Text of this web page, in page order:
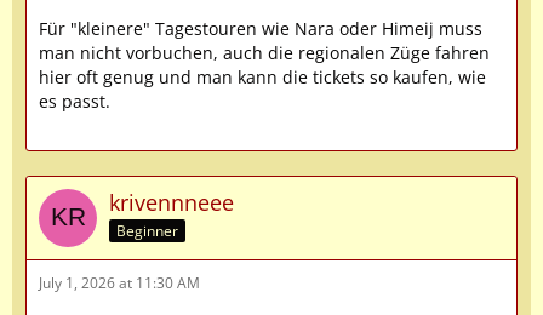
Für "kleinere" Tagestouren wie Nara oder Himeij muss
man nicht vorbuchen, auch die regionalen Züge fahren
hier oft genug und man kann die tickets so kaufen, wie
es passt.
krivennneee
Beginner
July 1, 2026 at 11:30 AM